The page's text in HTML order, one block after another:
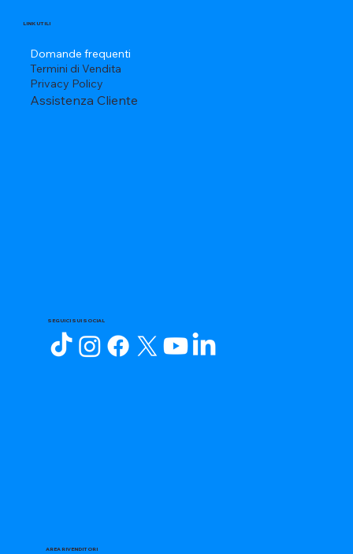
LINK UTILI
Domande frequenti
Termini di Vendita
Privacy Policy
Assistenza Cliente
SEGUICI SUI SOCIAL
AREA RIVENDITORI